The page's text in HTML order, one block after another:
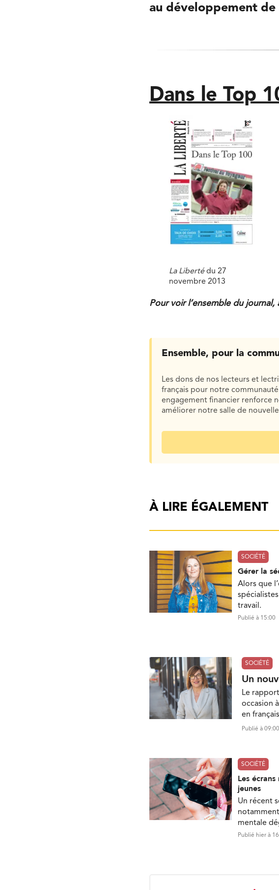
au développement de
Dans le Top
La Libertédu 27
novembre 2013
Pour voir l’ensemble du journal,
Ensemble, pour la
Les dons de nos lecteurs et
français pour notre
engagement financier renforce
améliorer notre salle de
À LIRE ÉGALEMENT
SOCIÉTÉ
Gérer la
Alors que
travail.
Publié à 15:00
SOCIÉTÉ
Un
Le
occasion
en
Publié à
SOCIÉTÉ
Les
jeunes
Un récent
mentale
Publié hier à